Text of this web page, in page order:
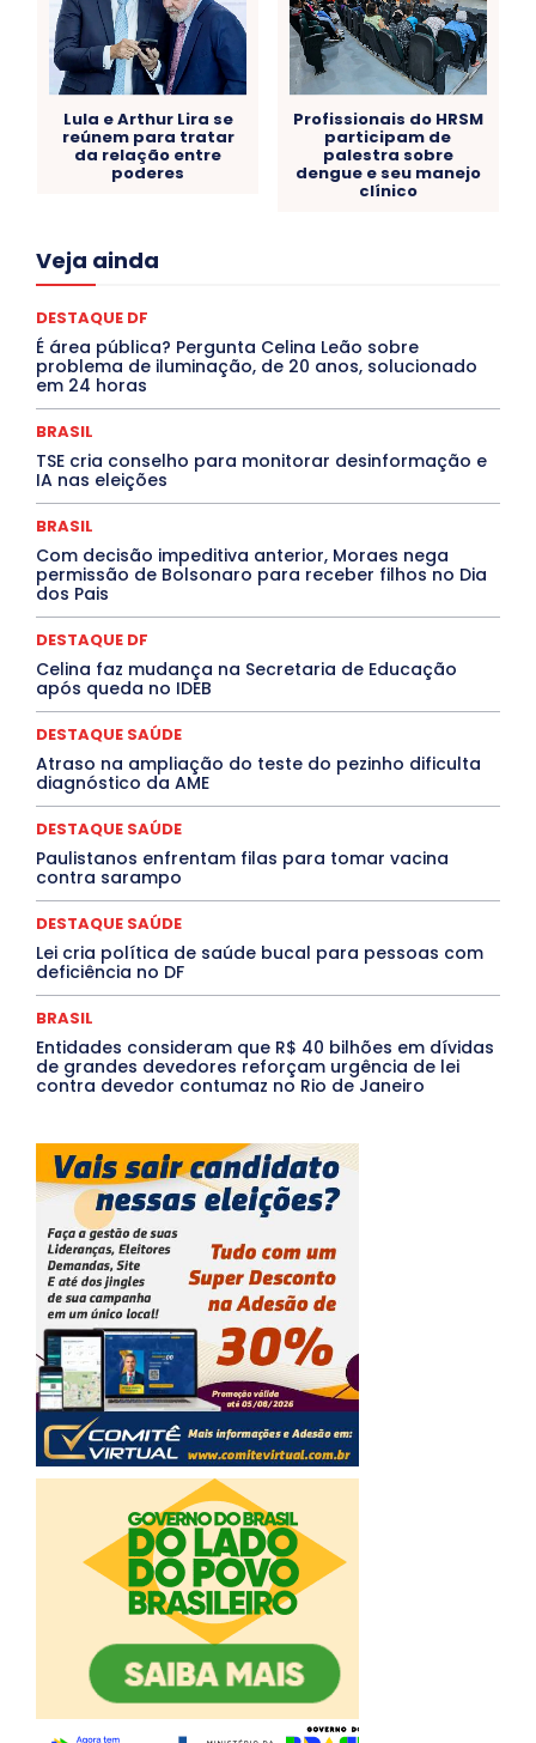
Lula e Arthur Lira se
reúnem para tratar
da relação entre
poderes
Profissionais do HRSM
participam de
palestra sobre
dengue e seu manejo
clínico
Veja ainda
Acre
Congressuanas & Esplanadumas
Covid-19
Crônica Política Crônicas
Cultura e Tal
DANÇA Dengue
Denuncia
DESTAQUE BRASIL
DESTAQUE DF
DESTAQUE SAÚDE
DESTAQUES OUTROS
Especial
Espírito Santo ESPORTE
ESTÁGIO
EVENTOS
Febre Oropouche
FILMES
Goiás
Jogos Online
JUDICIÁRIO LITERATURA
Maranhão
Marburg
Mato Grosso
Mato Grosso do Sul
MEIO AMBIENTE
MÚSICA
O Plantonista Opinião Oropouche
Pará
Paraíba
PROCESSO SELETIVO
PUBLIEDITORIAL
QUALIFICAÇÃO PROFISSIONAL
RESIDÊNCIA
Santa Catarina
Saúde Agora
TÁ FROID?
TEATRO TECNOLOGIA
TIC TAC
Tocantins
DESTAQUE DF
É área pública? Pergunta Celina Leão sobre
problema de iluminação, de 20 anos, solucionado
em 24 horas
BRASIL
TSE cria conselho para monitorar desinformação e
IA nas eleições
BRASIL
Com decisão impeditiva anterior, Moraes nega
permissão de Bolsonaro para receber filhos no Dia
dos Pais
DESTAQUE DF
Celina faz mudança na Secretaria de Educação
após queda no IDEB
DESTAQUE SAÚDE
Atraso na ampliação do teste do pezinho dificulta
diagnóstico da AME
DESTAQUE SAÚDE
Paulistanos enfrentam filas para tomar vacina
contra sarampo
DESTAQUE SAÚDE
Lei cria política de saúde bucal para pessoas com
deficiência no DF
BRASIL
Entidades consideram que R$ 40 bilhões em dívidas
de grandes devedores reforçam urgência de lei
contra devedor contumaz no Rio de Janeiro